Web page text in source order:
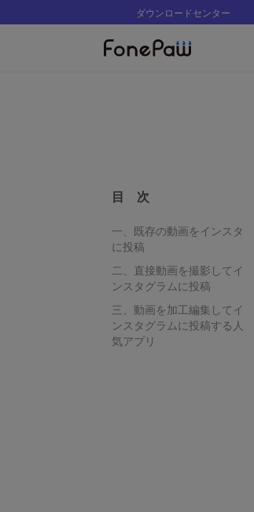
ダウンロードセンター
目 次
一、既存の動画をインスタ
に投稿
二、直接動画を撮影してイ
ンスタグラムに投稿
三、動画を加工編集してイ
ンスタグラムに投稿する人
気アプリ